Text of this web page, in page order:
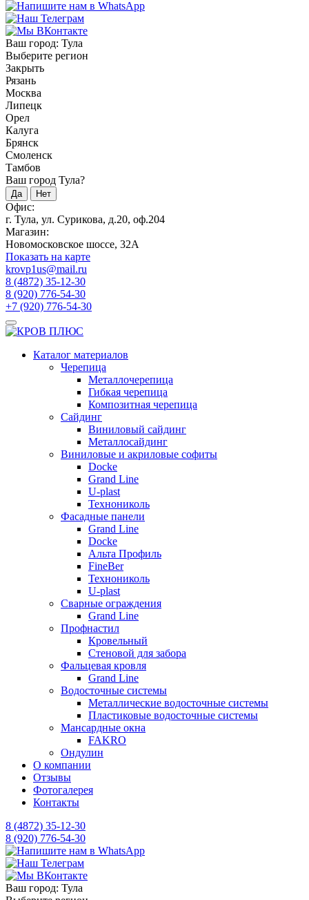
Ваш город: Тула
Выберите регион
Закрыть
Рязань
Москва
Липецк
Орел
Калуга
Брянск
Смоленск
Тамбов
Ваш город Тула?
Да Нет
Офис:
г. Тула, ул. Сурикова, д.20, оф.204
Магазин:
Новомосковское шоссе, 32А
Показать на карте
krovp1us@mail.ru
8 (4872) 35-12-30
8 (920) 776-54-30
+7 (920) 776-54-30
Каталог материалов
Черепица
Металлочерепица
Гибкая черепица
Композитная черепица
Сайдинг
Виниловый сайдинг
Металлосайдинг
Виниловые и акриловые софиты
Docke
Grand Line
U-plast
Технониколь
Фасадные панели
Grand Line
Docke
Альта Профиль
FineBer
Технониколь
U-plast
Сварные ограждения
Grand Line
Профнастил
Кровельный
Стеновой для забора
Фальцевая кровля
Grand Line
Водосточные системы
Металлические водосточные системы
Пластиковые водосточные системы
Мансардные окна
FAKRO
Ондулин
О компании
Отзывы
Фотогалерея
Контакты
8 (4872) 35-12-30
8 (920) 776-54-30
Ваш город: Тула